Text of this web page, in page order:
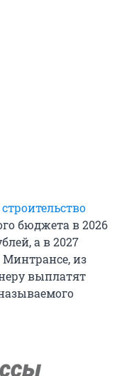
бюджета в 2026
а в 2027
из
выплатят